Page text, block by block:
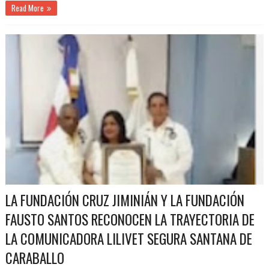
Read More
LA FUNDACIÓN CRUZ JIMINIÁN Y LA FUNDACIÓN
FAUSTO SANTOS RECONOCEN LA TRAYECTORIA DE
LA COMUNICADORA LILIVET SEGURA SANTANA DE
CARABALLO